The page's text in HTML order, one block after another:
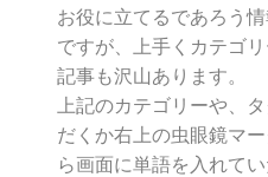
お役に立てるであろう
ですが、上手くカテゴ
記事も沢山あります。
上記のカテゴリーや、
だくか右上の虫眼鏡マ
ら画面に単語を入れて